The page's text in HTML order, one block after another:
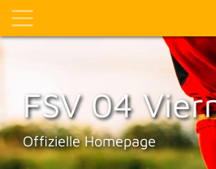
FSV 04
Offizielle Homepage